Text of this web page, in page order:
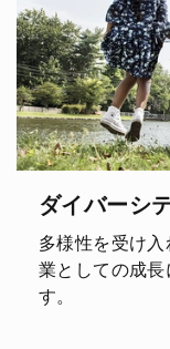
ダイバーシ
多様性を受け
業としての成長
す。